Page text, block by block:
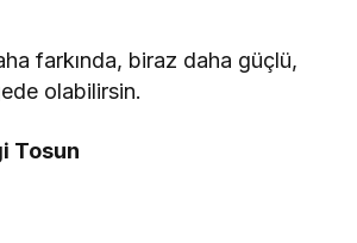
farkında, biraz daha güçlü,
olabilirsin.
Tosun